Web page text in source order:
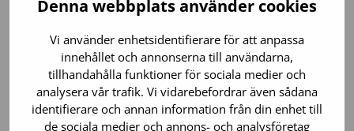
Denna webbplats använder cookies
Vi använder enhetsidentifierare för att anpassa
innehållet och annonserna till användarna,
tillhandahålla funktioner för sociala medier och
analysera vår trafik. Vi vidarebefordrar även sådana
identifierare och annan information från din enhet till
de sociala medier och annons- och analysföretag
konfidentialitet och radering av uppgifter.
Gör man profilering eller
automatiskt beslutsfattande på